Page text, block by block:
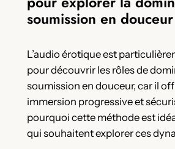
soumission en douceur
L’audio érotique est
pour découvrir les rôles de
soumission en douceur, car il
immersion progressive et
pourquoi cette méthode est
qui souhaitent explorer ces